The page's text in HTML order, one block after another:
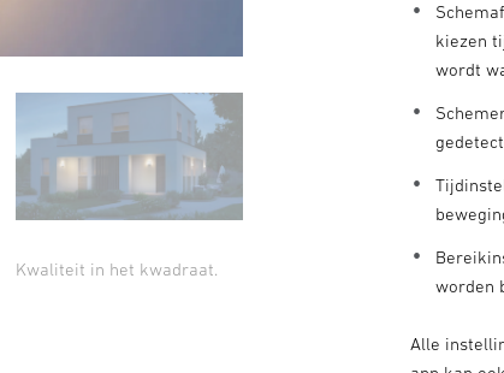
Kwaliteit in het kwadraat.
kiezen
wordt
worden
Alle